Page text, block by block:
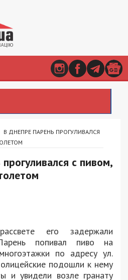
В ДНЕПРЕ ПАРЕНЬ ПРОГУЛИВАЛСЯ
с пивом,
его задержали
попивал пиво на
по адресу ул.
подошли к нему
и увидели возле гранату